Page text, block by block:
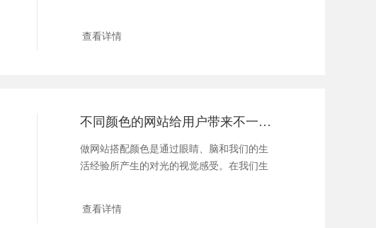
查看详情
不同颜色的网站给用户带来不一样的体验
做网站搭配颜色是通过眼睛、脑和我们的生
活经验所产生的对光的视觉感受。在我们生
查看详情